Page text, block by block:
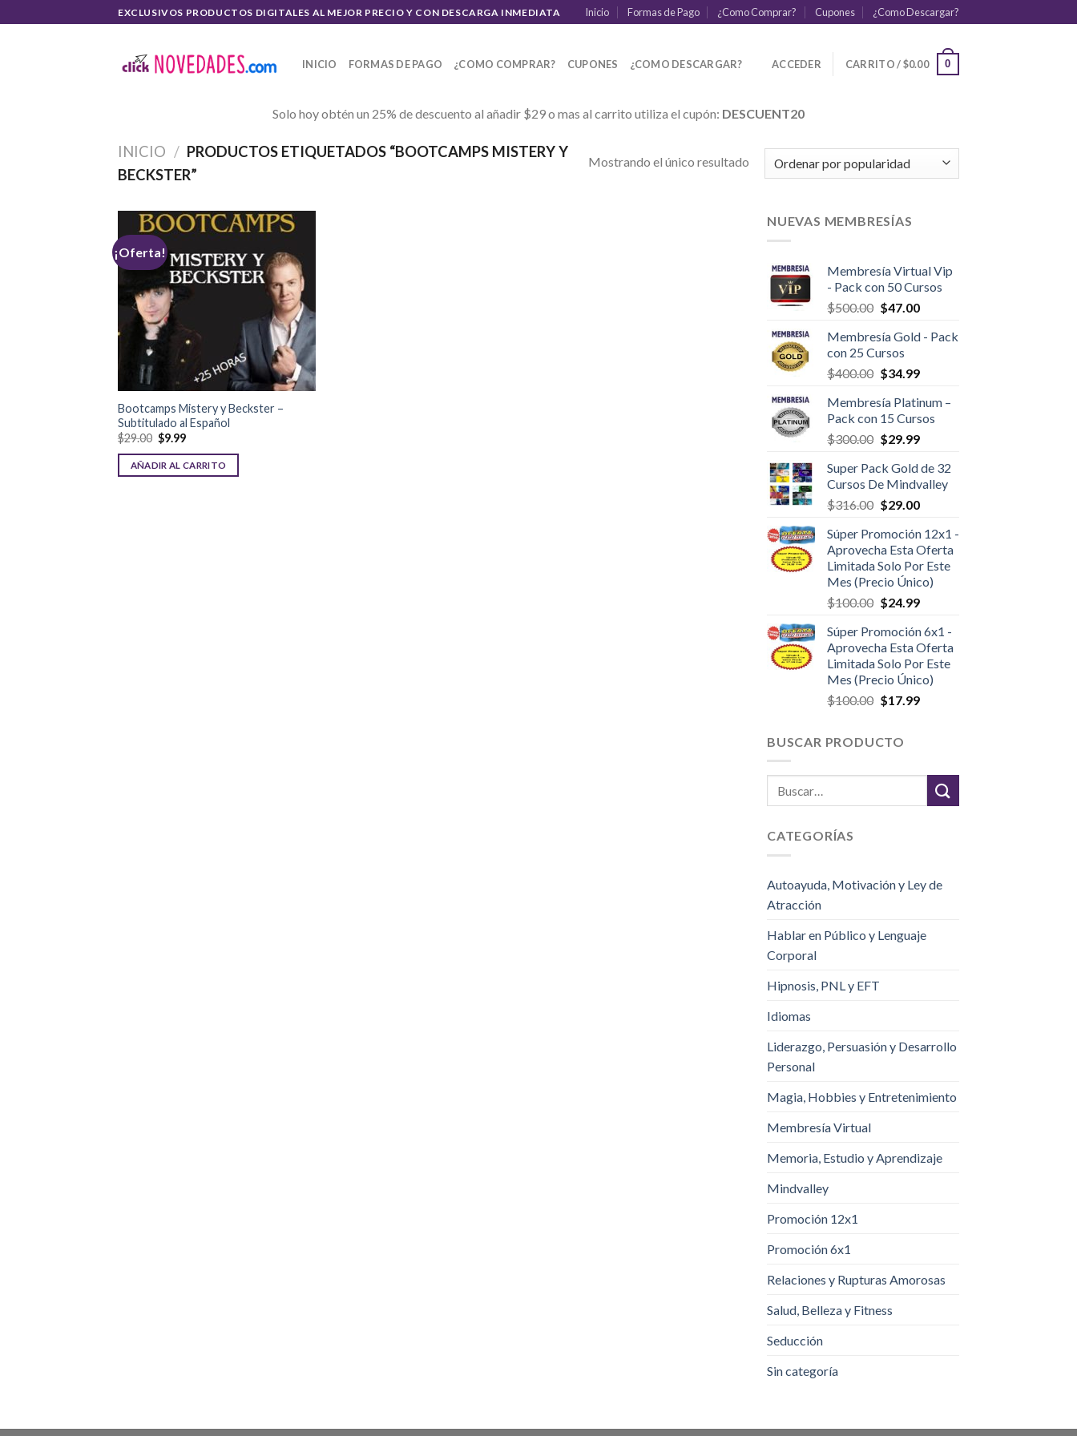
to
EXCLUSIVOS PRODUCTOS DIGITALES AL MEJOR PRECIO Y CON DESCARGA INMEDIATA Inicio Formas de Pago ¿Como Comprar? Cupones ¿Como Descargar?
INICIO FORMAS DE PAGO ¿COMO COMPRAR? CUPONES ¿COMO DESCARGAR? ACCEDER CARRITO /$0.00 0
Solo hoy obtén un 25% de descuento al añadir $29 o mas al carrito utiliza el cupón: DESCUENT20
INICIO / PRODUCTOS ETIQUETADOS “BOOTCAMPS MISTERY Y
BECKSTER”
Mostrando el único resultado
¡Oferta!
Bootcamps Mistery y Beckster –
Subtitulado al Español
$29.00 $9.99
AÑADIR AL CARRITO
NUEVAS MEMBRESÍAS
Membresía Virtual Vip
- Pack con 50 Cursos
$500.00 $47.00
Membresía Gold - Pack
con 25 Cursos
$400.00 $34.99
Membresía Platinum –
Pack con 15 Cursos
$300.00 $29.99
Super Pack Gold de 32
Cursos De Mindvalley
$316.00 $29.00
Súper Promoción 12x1 -
Aprovecha Esta Oferta
Limitada Solo Por Este
Mes (Precio Único)
$100.00 $24.99
Súper Promoción 6x1 -
Aprovecha Esta Oferta
Limitada Solo Por Este
Mes (Precio Único)
$100.00 $17.99
BUSCAR PRODUCTO
CATEGORÍAS
Autoayuda, Motivación y Ley de
Atracción
Hablar en Público y Lenguaje
Corporal
Hipnosis, PNL y EFT
Idiomas
Liderazgo, Persuasión y Desarrollo
Personal
Magia, Hobbies y Entretenimiento
Membresía Virtual
Memoria, Estudio y Aprendizaje
Mindvalley
Promoción 12x1
Promoción 6x1
Relaciones y Rupturas Amorosas
Salud, Belleza y Fitness
Seducción
Sin categoría